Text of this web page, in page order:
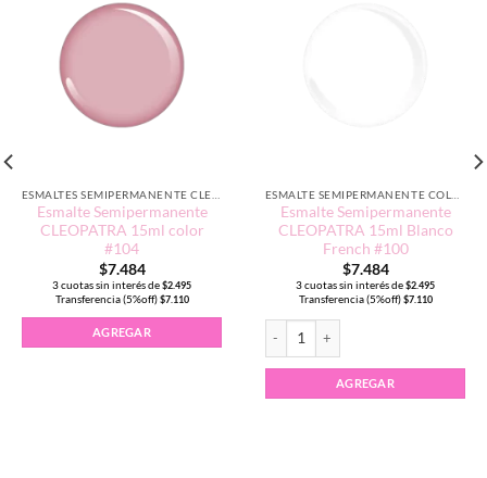
Esmalte Semipermanente
CLEOPATRA 15ml color
#104
$7.484
3 cuotas sin interés de $2.495
Transferencia (5%off) $7.110
AGREGAR
Esmalte Semipermanente
CLEOPATRA 15ml Blanco
French #100
$7.484
3 cuotas sin interés de $2.495
Transferencia (5%off) $7.110
Esmalte Semipermanente
AGREGAR